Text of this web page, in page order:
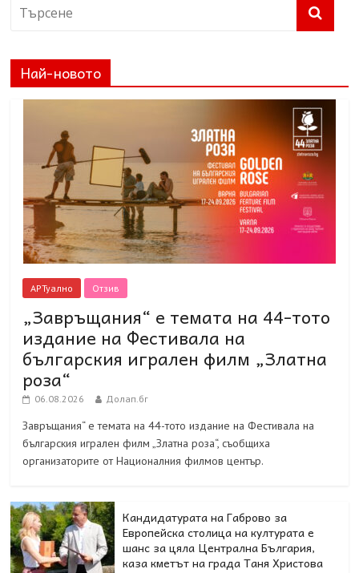
Най-новото
АРТуално Отзив
„Завръщания“ е темата на 44-тото
издание на Фестивала на
българския игрален филм „Златна
роза“
06.08.2026 Долап.бг
Завръщания“ е темата на 44-тото издание на Фестивала на
българския игрален филм „Златна роза“, съобщиха
организаторите от Националния филмов център.
Кандидатурата на Габрово за
Европейска столица на културата е
шанс за цяла Централна България,
каза кметът на града Таня Христова